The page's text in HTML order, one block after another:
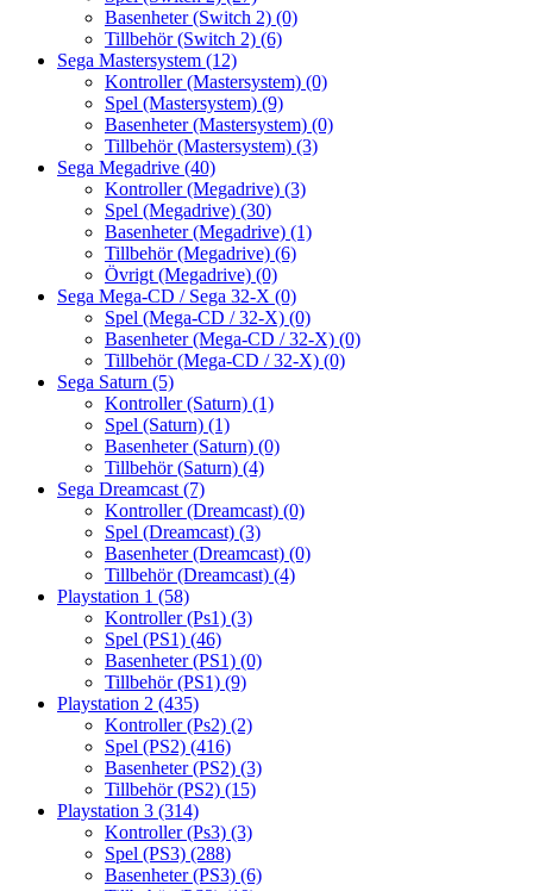
Basenheter (Switch 2) (0)
Tillbehör (Switch 2) (6)
Sega Mastersystem (12)
Kontroller (Mastersystem) (0)
Spel (Mastersystem) (9)
Basenheter (Mastersystem) (0)
Tillbehör (Mastersystem) (3)
Sega Megadrive (40)
Kontroller (Megadrive) (3)
Spel (Megadrive) (30)
Basenheter (Megadrive) (1)
Tillbehör (Megadrive) (6)
Övrigt (Megadrive) (0)
Sega Mega-CD / Sega 32-X (0)
Spel (Mega-CD / 32-X) (0)
Basenheter (Mega-CD / 32-X) (0)
Tillbehör (Mega-CD / 32-X) (0)
Sega Saturn (5)
Kontroller (Saturn) (1)
Spel (Saturn) (1)
Basenheter (Saturn) (0)
Tillbehör (Saturn) (4)
Sega Dreamcast (7)
Kontroller (Dreamcast) (0)
Spel (Dreamcast) (3)
Basenheter (Dreamcast) (0)
Tillbehör (Dreamcast) (4)
Playstation 1 (58)
Kontroller (Ps1) (3)
Spel (PS1) (46)
Basenheter (PS1) (0)
Tillbehör (PS1) (9)
Playstation 2 (435)
Kontroller (Ps2) (2)
Spel (PS2) (416)
Basenheter (PS2) (3)
Tillbehör (PS2) (15)
Playstation 3 (314)
Kontroller (Ps3) (3)
Spel (PS3) (288)
Basenheter (PS3) (6)